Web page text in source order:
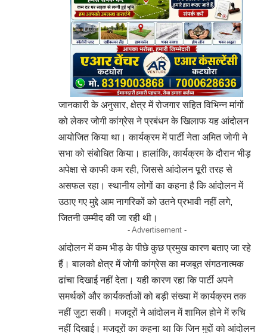
जानकारी के अनुसार, क्षेत्र में रोजगार सहित विभिन्न मांगों
को लेकर जोगी कांग्रेस ने प्रबंधन के खिलाफ यह आंदोलन
आयोजित किया था। कार्यक्रम में पार्टी नेता अमित जोगी ने
सभा को संबोधित किया। हालांकि, कार्यक्रम के दौरान भीड़
अपेक्षा से काफी कम रही, जिससे आंदोलन पूरी तरह से
असफल रहा। स्थानीय लोगों का कहना है कि आंदोलन में
उठाए गए मुद्दे आम नागरिकों को उतने प्रभावी नहीं लगे,
जितनी उम्मीद की जा रही थी।
- Advertisement -
आंदोलन में कम भीड़ के पीछे कुछ प्रमुख कारण बताए जा रहे
हैं। बालको क्षेत्र में जोगी कांग्रेस का मजबूत संगठनात्मक
ढांचा दिखाई नहीं देता। यही कारण रहा कि पार्टी अपने
समर्थकों और कार्यकर्ताओं को बड़ी संख्या में कार्यक्रम तक
नहीं जुटा सकी। मजदूरों ने आंदोलन में शामिल होने में रुचि
नहीं दिखाई। मजदूरों का कहना था कि जिन मुद्दों को आंदोलन